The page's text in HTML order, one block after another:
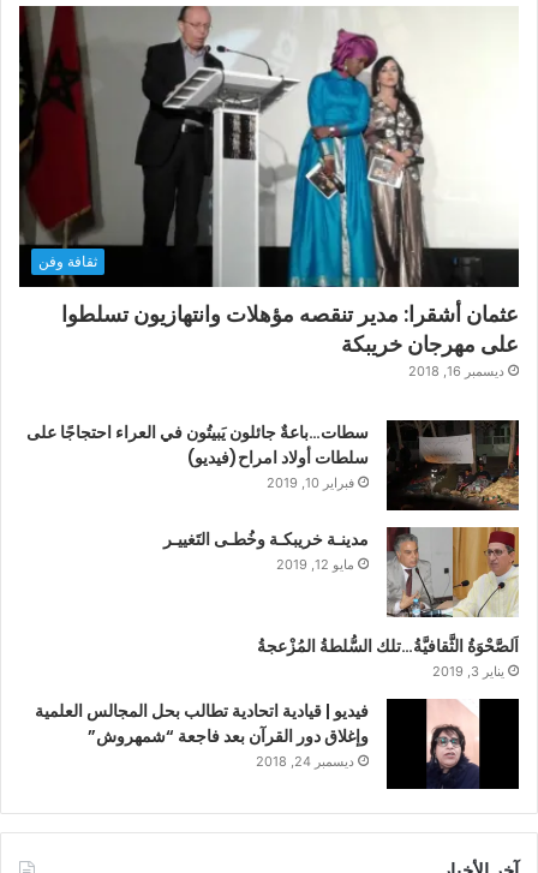
ثقافة وفن
عثمان أشقرا: مدير تنقصه مؤهلات وانتهازيون تسلطوا
على مهرجان خريبكة
ديسمبر 16, 2018
سطات…باعةٌ جائلون يَبيتُون في العراء احتجاجًا على
سلطات أولاد امراح(فيديو)
فبراير 10, 2019
مدينـة خريبكـة وخُطـى التَغييـر
مايو 12, 2019
اَلصَّحْوَةُ الثَّقافيَّةُ…تلك السُّلطةُ المُزْعجةُ
يناير 3, 2019
فيديو | قيادية اتحادية تطالب بحل المجالس العلمية
وإغلاق دور القرآن بعد فاجعة “شمهروش”
ديسمبر 24, 2018